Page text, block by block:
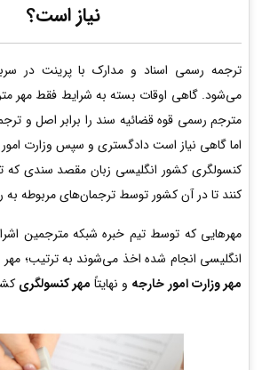
نیاز است؟
ترجمه رسمی اسناد و مدارک با پرینت در
می‌شود. گاهی اوقات بسته به شرایط فقط مهر
مترجم رسمی قوه قضائیه سند را برابر اصل و
اما گاهی نیاز است دادگستری و سپس وزارت
کنسولگری کشور انگلیسی زبان مقصد سندی که
کنند تا در آن کشور توسط ترجمان‌های مربوطه
مهرهایی که توسط تیم خبره شبکه مترجمین
انگلیسی انجام شده اخذ می‌شوند به ترتیب؛ مهر
مهر وزارت امور خارجه و نهایتاً مهر کنسولگری